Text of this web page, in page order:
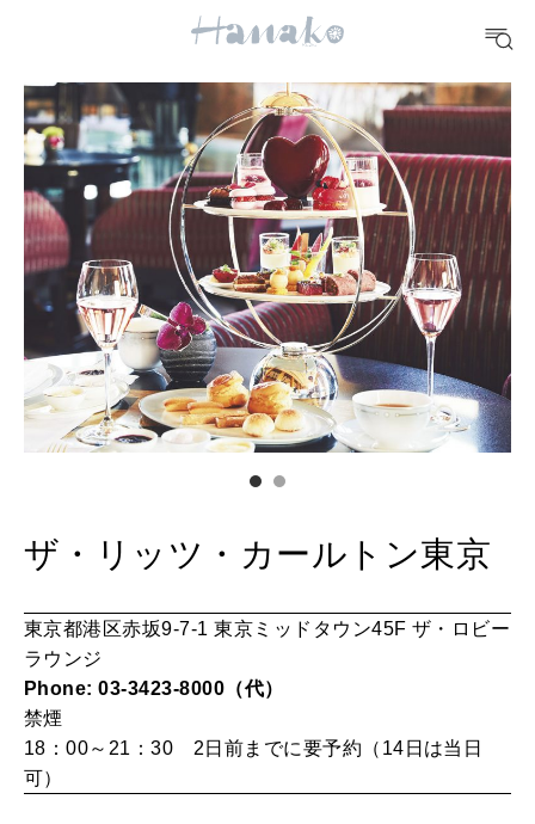
10 CATEGORIES
FOOD
おいしい
TRAVEL
どこ行く？
FORTUNE
明日のわたし
[12星座別] Weekly Holoscope
HEALTH
自分にやさしく
LEARN
MAMA
ザ・リッツ・カールトン東京
東京都港区赤坂9-7-1 東京ミッドタウン45F ザ・ロビー
ラウンジ
Phone: 03-3423-8000（代）
禁煙
18：00～21：30 2日前までに要予約（14日は当日
可）